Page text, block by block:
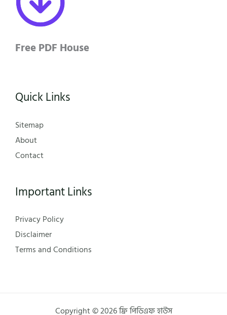
Free PDF House
Quick Links
Sitemap
About
Contact
Important Links
Privacy Policy
Disclaimer
Terms and Conditions
Copyright © 2026 ফ্রি পিডিএফ হাউস